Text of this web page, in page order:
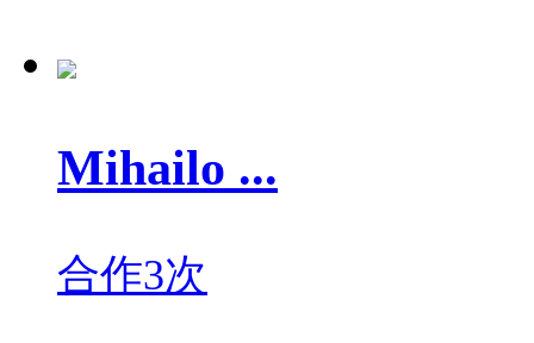
Mihailo ...
合作3次